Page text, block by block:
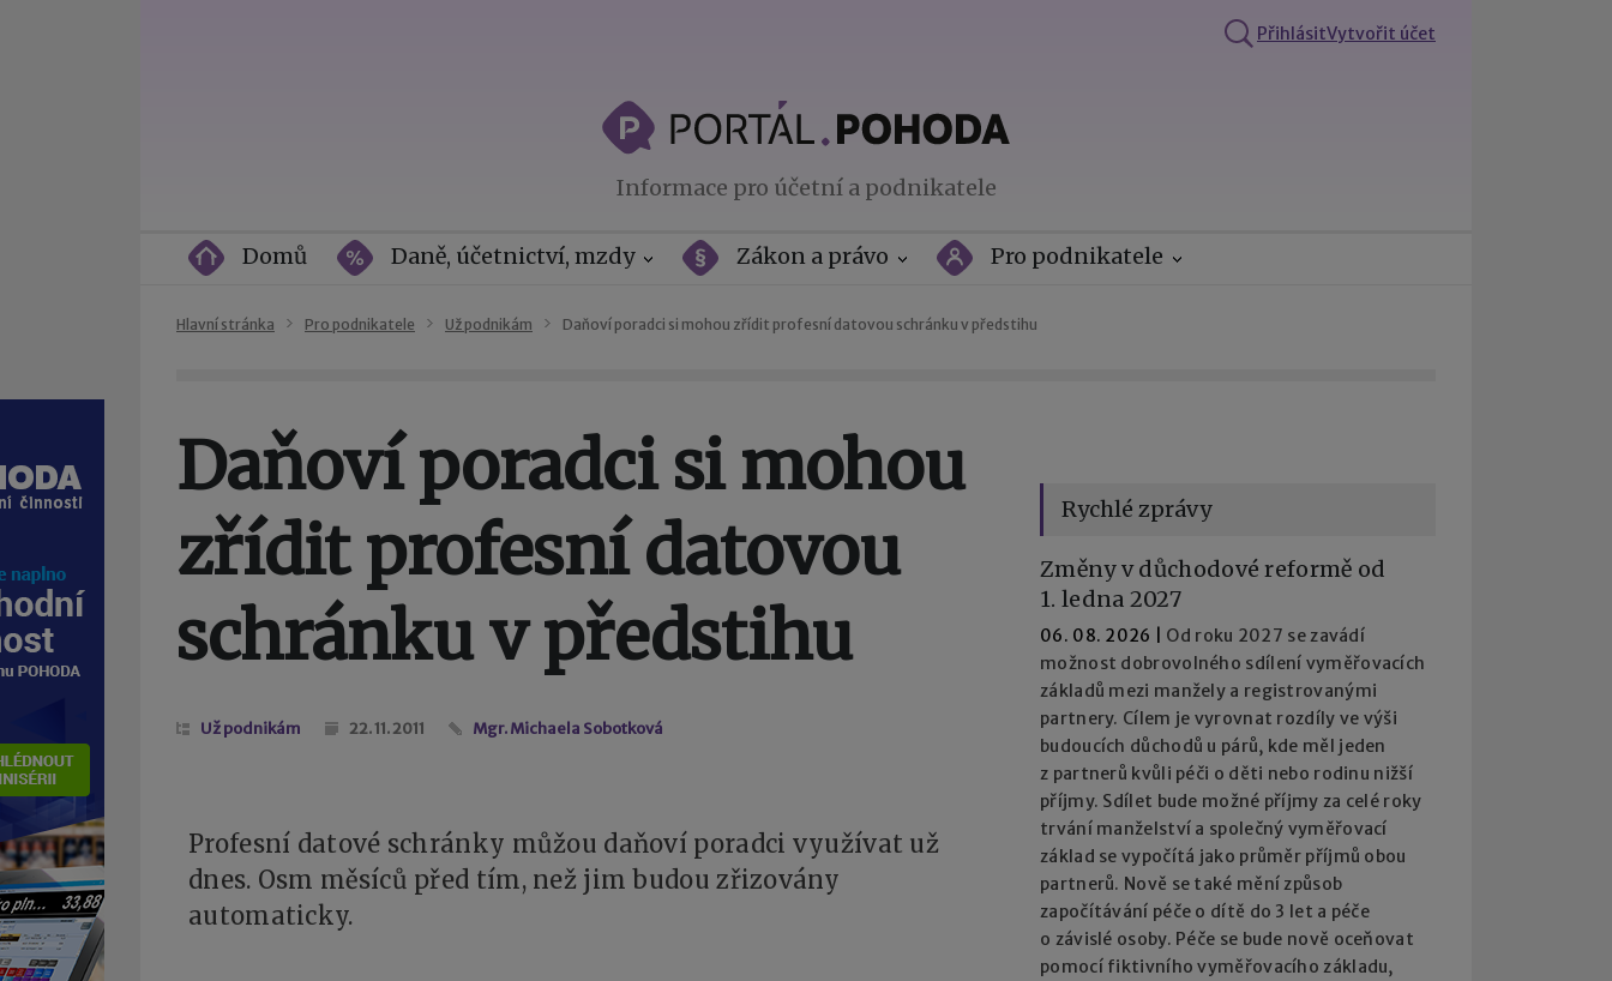
PřihlásitVytvořit účet
Informace pro účetní a podnikatele
Domů Daně, účetnictví, mzdy Zákon a právo Pro podnikatele
Hlavní stránka Pro podnikatele Už podnikám Daňoví poradci si mohou zřídit profesní datovou schránku v předstihu
Daňoví poradci si mohou
zřídit profesní datovou
schránku v předstihu
Už podnikám 22. 11. 2011 Mgr. Michaela Sobotková
Profesní datové schránky můžou daňoví poradci využívat už
dnes. Osm měsíců před tím, než jim budou zřizovány
automaticky.
Rychlé zprávy
Změny v důchodové reformě od
1. ledna 2027
06. 08. 2026
Od roku 2027 se zavádí
možnost dobrovolného sdílení vyměřovacích
základů mezi manžely a registrovanými
partnery. Cílem je vyrovnat rozdíly ve výši
budoucích důchodů u párů, kde měl jeden
z partnerů kvůli péči o děti nebo rodinu nižší
příjmy. Sdílet bude možné příjmy za celé roky
trvání manželství a společný vyměřovací
základ se vypočítá jako průměr příjmů obou
partnerů. Nově se také mění způsob
započítávání péče o dítě do 3 let a péče
o závislé osoby. Péče se bude nově oceňovat
pomocí fiktivního vyměřovacího základu,